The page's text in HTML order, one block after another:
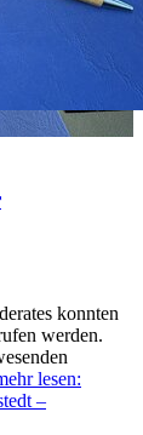
konnten
werden.
lesen:
–